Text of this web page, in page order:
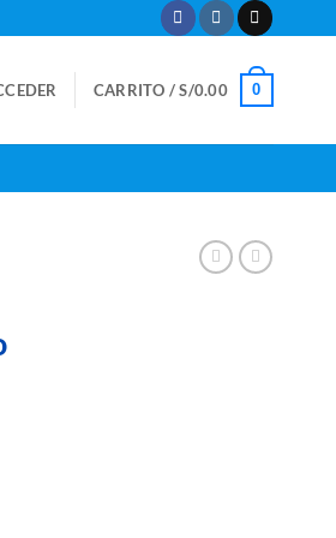
CARRITO /S/0.00 0